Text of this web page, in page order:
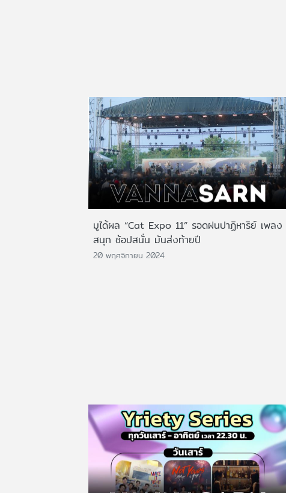
มูได้ผล “Cat Expo 11” รอดฝนปาฏิหาริย์ เพลง
สนุก ช้อปสนั่น มันส่งท้ายปี
20 พฤศจิกายน 2024